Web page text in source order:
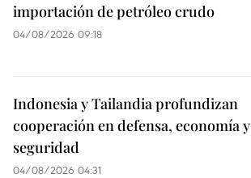
importación de petróleo crudo
04/08/2026 09:18
Indonesia y Tailandia profundizan
cooperación en defensa, economía y
seguridad
04/08/2026 04:31